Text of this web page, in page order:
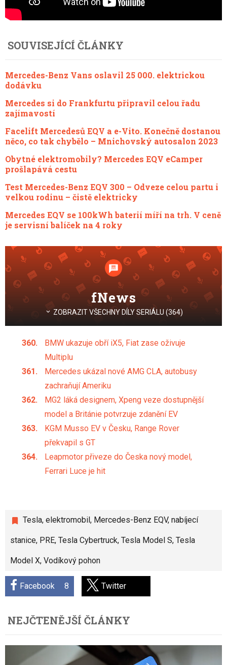
fNews
ZOBRAZIT VŠECHNY DÍLY SERIÁLU (364)
BMW ukazuje obří iX5, Fiat zase oživuje
Multiplu
Mercedes ukázal nové AMG CLA, autobusy
zachraňují Ameriku
MG2 láká designem, Xpeng veze dostupnější
model a Británie potvrzuje zdanění EV
KGM Musso EV v Česku, Range Rover
překvapil s GT
Leapmotor přiveze do Česka nový model,
Ferrari Luce je hit
Tesla, elektromobil, Mercedes-Benz EQV, nabíjecí
stanice, PRE, Tesla Cybertruck, Tesla Model S, Tesla
Model X, Vodíkový pohon
Facebook 8 Twitter
SOUVISEJÍCÍ ČLÁNKY
Mercedes-Benz Vans oslavil 25 000. elektrickou
dodávku
Mercedes si do Frankfurtu připravil celou řadu
zajímavostí
Facelift Mercedesů EQV a e-Vito. Konečně dostanou
něco, co tak chybělo – Mnichovský autosalon 2023
Obytné elektromobily? Mercedes EQV eCamper
prošlapává cestu
Test Mercedes-Benz EQV 300 – Odveze celou partu i
velkou rodinu – čistě elektricky
Mercedes EQV se 100kWh baterií míří na trh. V ceně
je servisní balíček na 4 roky
NEJČTENĚJŠÍ ČLÁNKY